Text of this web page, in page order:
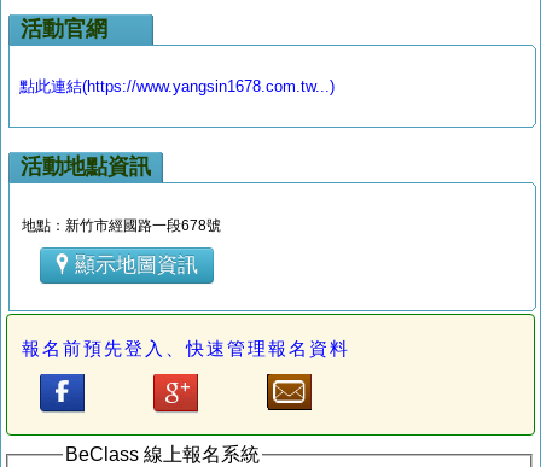
活動官網
點此連結(https://www.yangsin1678.com.tw...)
活動地點資訊
地點：新竹市經國路一段678號
顯示地圖資訊
報名前預先登入、快速管理報名資料
BeClass 線上報名系統